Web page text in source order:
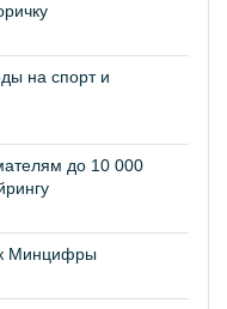
на спорт и
до 10 000
Минцифры